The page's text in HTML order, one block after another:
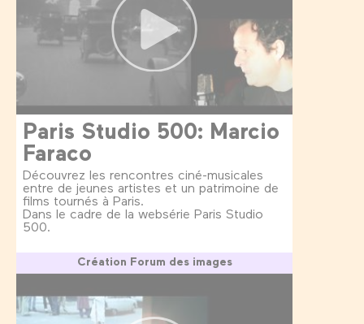
Paris Studio 500: Marcio
Faraco
Découvrez les rencontres ciné-musicales
entre de jeunes artistes et un patrimoine de
films tournés à Paris.
Dans le cadre de la websérie Paris Studio
500.
Création Forum des images